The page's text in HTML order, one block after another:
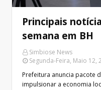
Principais
semana em BH
Simbiose News
Segunda-Feira, Maio 12,
Prefeitura anuncia pacote
impulsionar a economia